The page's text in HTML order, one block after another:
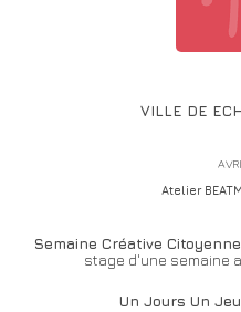
VILLE DE
Atelier
Semaine Créative
stage d'une semaine
Un Jours Un